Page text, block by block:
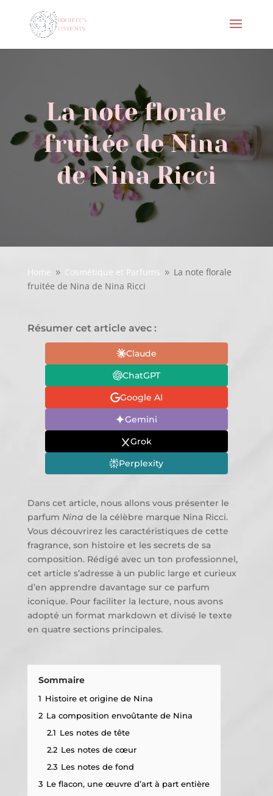
La note florale
fruitée de Nina
de Nina Ricci
Home 9 Cosmétique et Parfums 9 La note florale
fruitée de Nina de Nina Ricci
Résumer cet article avec :
Claude
ChatGPT
Google AI
Gemini
Grok
Perplexity
Dans cet article, nous allons vous présenter le
parfum Nina de la célèbre marque Nina Ricci.
Vous découvrirez les caractéristiques de cette
fragrance, son histoire et les secrets de sa
composition. Rédigé avec un ton professionnel,
cet article s’adresse à un public large et curieux
d’en apprendre davantage sur ce parfum
iconique. Pour faciliter la lecture, nous avons
adopté un format markdown et divisé le texte
en quatre sections principales.
Sommaire
1 Histoire et origine de Nina
2 La composition envoûtante de Nina
2.1 Les notes de tête
2.2 Les notes de cœur
2.3 Les notes de fond
3 Le flacon, une œuvre d’art à part entière